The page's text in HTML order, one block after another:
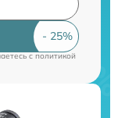
cполитикой